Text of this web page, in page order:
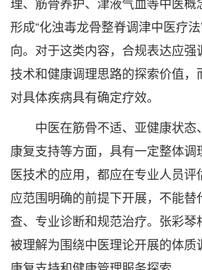
形成“化浊毒龙骨整脊调津中医疗
向。对于这类内容，合规表达应强
技术和健康调理思路的探索价值，
对具体疾病具有确定疗效。
中医在筋骨不适、亚健康状态
康复支持等方面，具有一定整体调
医技术的应用，都应在专业人员
应范围明确的前提下开展，不能替
查、专业诊断和规范治疗。张彩
被理解为围绕中医理论开展的体质